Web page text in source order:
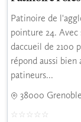
Patinoire de
pointure 24. Avec
daccueil de 2100
répond aussi bien
patineurs...
38000 Grenoble